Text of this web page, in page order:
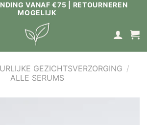
VANAF €75 | RETOURNEREN
MOGELIJK
GEZICHTSVERZORGING /
ALLE SERUMS